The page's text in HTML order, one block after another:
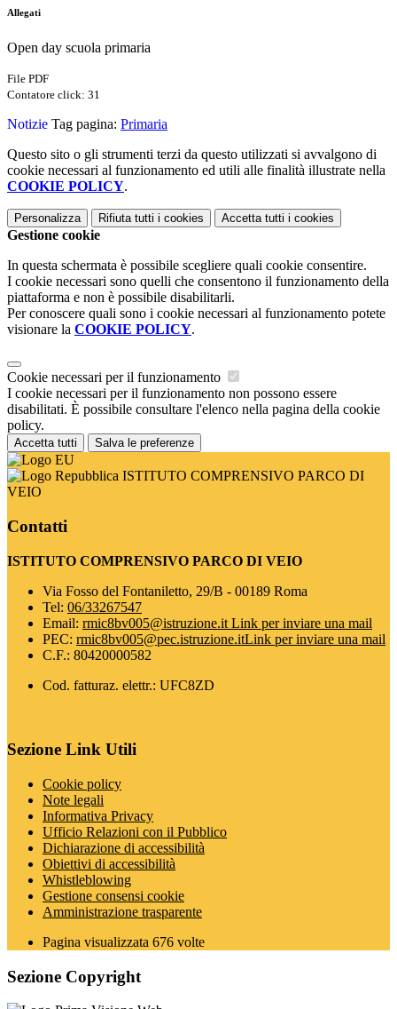
Allegati
Open day scuola primaria
File PDF
Contatore click: 31
Notizie Tag pagina: Primaria
Questo sito o gli strumenti terzi da questo utilizzati si avvalgono di
cookie necessari al funzionamento ed utili alle finalità illustrate nella
COOKIE POLICY.
Personalizza Rifiuta tutti i cookies Accetta tutti i cookies
Gestione cookie
In questa schermata è possibile scegliere quali cookie consentire.
I cookie necessari sono quelli che consentono il funzionamento della
piattaforma e non è possibile disabilitarli.
Per conoscere quali sono i cookie necessari al funzionamento potete
visionare la COOKIE POLICY.
Cookie necessari per il funzionamento
I cookie necessari per il funzionamento non possono essere
disabilitati. È possibile consultare l'elenco nella pagina della cookie
policy.
Accetta tutti Salva le preferenze
ISTITUTO COMPRENSIVO PARCO DI
VEIO
Contatti
ISTITUTO COMPRENSIVO PARCO DI VEIO
Via Fosso del Fontaniletto, 29/B - 00189 Roma
Tel: 06/33267547
Email: rmic8bv005@istruzione.it Link per inviare una mail
PEC: rmic8bv005@pec.istruzione.itLink per inviare una mail
C.F.: 80420000582
Cod. fatturaz. elettr.: UFC8ZD
Sezione Link Utili
Cookie policy
Note legali
Informativa Privacy
Ufficio Relazioni con il Pubblico
Dichiarazione di accessibilità
Obiettivi di accessibilità
Whistleblowing
Gestione consensi cookie
Amministrazione trasparente
Pagina visualizzata 676 volte
Sezione Copyright